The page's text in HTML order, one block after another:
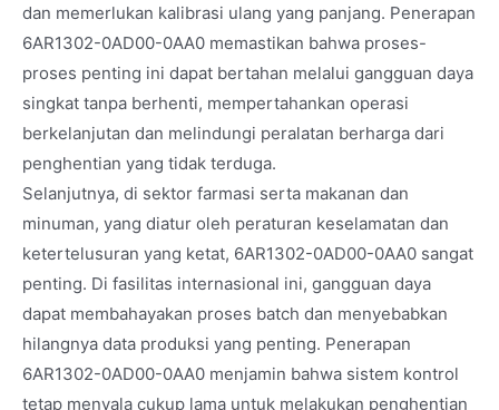
dan memerlukan kalibrasi ulang yang panjang. Penerapan
6AR1302-0AD00-0AA0 memastikan bahwa proses-
proses penting ini dapat bertahan melalui gangguan daya
singkat tanpa berhenti, mempertahankan operasi
berkelanjutan dan melindungi peralatan berharga dari
penghentian yang tidak terduga.
Selanjutnya, di sektor farmasi serta makanan dan
minuman, yang diatur oleh peraturan keselamatan dan
ketertelusuran yang ketat, 6AR1302-0AD00-0AA0 sangat
penting. Di fasilitas internasional ini, gangguan daya
dapat membahayakan proses batch dan menyebabkan
hilangnya data produksi yang penting. Penerapan
6AR1302-0AD00-0AA0 menjamin bahwa sistem kontrol
tetap menyala cukup lama untuk melakukan penghentian